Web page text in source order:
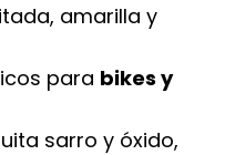
amarilla y
para bikes y
sarro y óxido,